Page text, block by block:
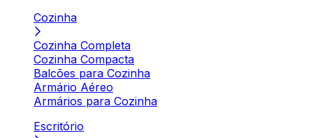
Cozinha
Cozinha Completa
Cozinha Compacta
Balcões para Cozinha
Armário Aéreo
Armários para Cozinha
Escritório